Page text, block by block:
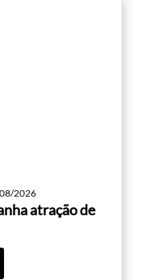
2026
atração de